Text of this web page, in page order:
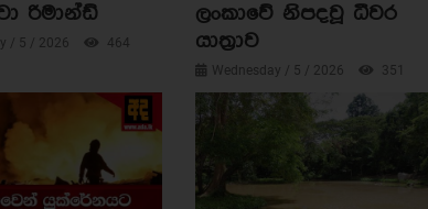
රිමාන්ඩ්
/ 5 / 2026 464
ලංකාවේ නිපදවූ ධීවර
යාත්‍රාව
Wednesday / 5 / 2026 351